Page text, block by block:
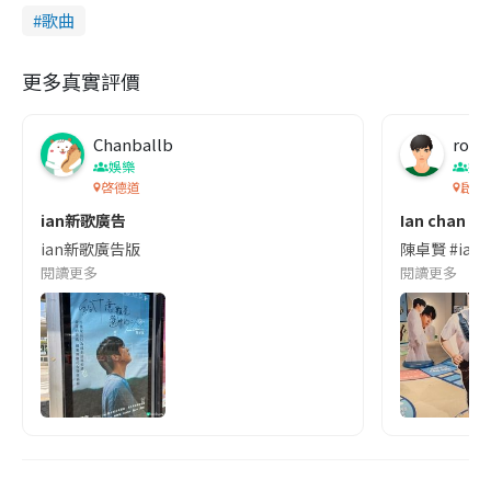
歌曲
更多真實評價
Chanballb
娛樂
啓德道
ian新歌廣告
ian新歌廣告版
閱讀更多
娛
啟德
Ian chan
陳卓賢
閱讀更多